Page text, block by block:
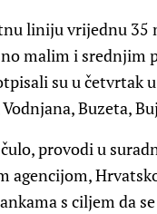
liniju vrijednu
malim i
su u četvrtak
Buzeta,
provodi u
agencijom,
s ciljem da